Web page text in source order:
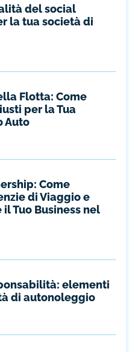
del social
la tua società di
Flotta: Come
per la Tua
Auto
Come
di Viaggio e
Tuo Business nel
elementi
di autonoleggio